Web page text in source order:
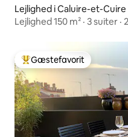
Lejlighed i Caluire-et-Cuire
Lejlighed 150 m² · 3 suiter ·
Bedste gæstefavorit
Gæstefavorit